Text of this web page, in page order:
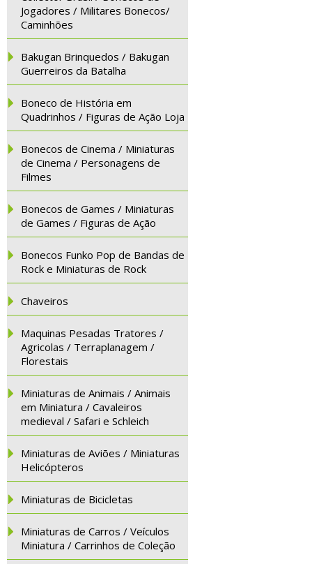
Jogadores / Militares Bonecos/
Caminhões
Bakugan Brinquedos / Bakugan
Guerreiros da Batalha
Boneco de História em
Quadrinhos / Figuras de Ação Loja
Bonecos de Cinema / Miniaturas
de Cinema / Personagens de
Filmes
Bonecos de Games / Miniaturas
de Games / Figuras de Ação
Bonecos Funko Pop de Bandas de
Rock e Miniaturas de Rock
Chaveiros
Maquinas Pesadas Tratores /
Agricolas / Terraplanagem /
Florestais
Miniaturas de Animais / Animais
em Miniatura / Cavaleiros
medieval / Safari e Schleich
Miniaturas de Aviões / Miniaturas
Helicópteros
Miniaturas de Bicicletas
Miniaturas de Carros / Veículos
Miniatura / Carrinhos de Coleção